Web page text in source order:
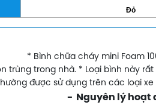
Đỏ
* Bình chữa cháy mini Foam
trong nhà. * Loại bình này
được sử dụng trên các loại
- Nguyên lý hoạt